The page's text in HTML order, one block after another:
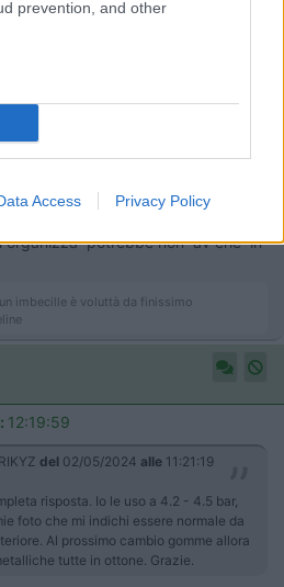
prevention, and other
Access Privacy Policy
indichi essere normale da auto non
organizza potrebbe non av erle in
imbecille è voluttà da finissimo
12:19:59
del 02/05/2024 alle 11:21:19
risposta. Io le uso a 4.2 - 4.5 bar,
foto che mi indichi essere normale da
Al prossimo cambio gomme allora
tutte in ottone. Grazie.